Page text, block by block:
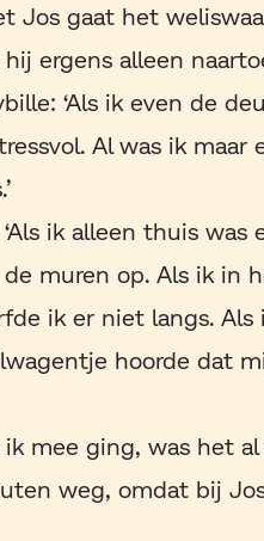
Jos gaat het
ergens alleen
‘Als ik even de
Al was ik
ik alleen thuis
muren op. Als ik in
ik er niet langs.
hoorde dat
ik mee ging, was het
weg, omdat bij